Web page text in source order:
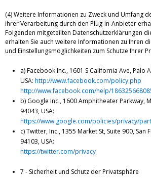
(4) Weitere Informationen zu Zweck und Umfang
ihrer Verarbeitung durch den Plug-in-Anbieter
Folgenden mitgeteilten Datenschutzerklärungen
erhalten Sie auch weitere Informationen zu Ihren
und Einstellungsmöglichkeiten zum Schutze Ihrer
a) Facebook Inc., 1601 S California Ave, Palo
USA: http://www.facebook.com/policy.php
http://www.facebook.com/help/
b) Google Inc., 1600 Amphitheater Parkway,
94043, USA:
https://www.google.com/policies/privacy/
c) Twitter, Inc., 1355 Market St, Suite 900, San
94103, USA:
https://twitter.com/privacy
7 - Sicherheit und Schutz der Privatsphäre